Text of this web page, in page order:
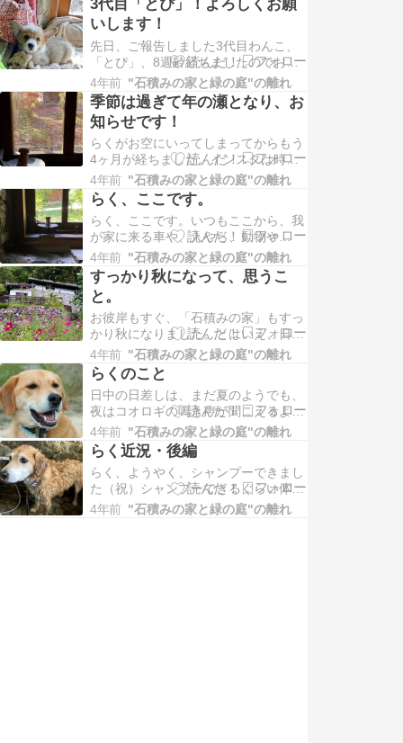
そこのクリスマスイブのお昼
3代目「とぴ」！よろしくお願
いします！
先日、ご報告しました3代目わんこ、
「とぴ」、8週齢経ちましたのでお迎
えしました！年の瀬、いよいよ年越し
モードの迫る中、我が家の一大イベン
トとなりました。コーギー・
4年前 "石積みの家と緑の庭"の離れ
季節は過ぎて年の瀬となり、お
知らせです！
らくがお空にいってしまってからもう
4ヶ月が経ちました。インスタは時々
更新していましたが、ブログは止まっ
たまま。。。こんなに間があいてしま
ったのはブログ開設以来、
4年前 "石積みの家と緑の庭"の離れ
らく、ここです。
らく、ここです。いつもここから、我
が家に来る車や、人やら、動物や
ら、、、よ～～くチェックしてまし
た。 この「誰か来たぞ！センサー」
がなくなって不便してます。 お
4年前 "石積みの家と緑の庭"の離れ
すっかり秋になって、思うこ
と。
お彼岸もすぐ、「石積みの家」もすっ
かり秋になりました。とはいえ、日中
は気温が高い日が多くて、夏の風味を
残した（笑）秋とでも言いましょう
か。急に涼しすぎると寂しく
4年前 "石積みの家と緑の庭"の離れ
らくのこと
日中の日差しは、まだ夏のようでも、
夜はコオロギの鳴き声が聞こえるよう
になりました。らく、8月13日、12歳
8ヶ月の生涯を閉じました。2歳半のら
く7月の下旬頃から、微妙な
4年前 "石積みの家と緑の庭"の離れ
らく近況・後編
らく、ようやく、シャンプーできまし
た（祝）シャンプーできるぐらい体調
は、元気回復しておりましたが、いか
4年前 "石積みの家と緑の庭"の離れ